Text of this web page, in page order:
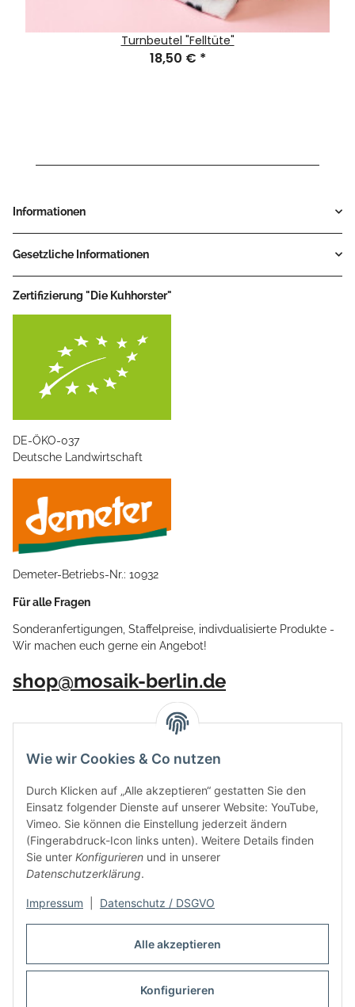
Alle akzeptieren
Konfigurieren
Wie wir Cookies & Co nutzen
Durch Klicken auf „Alle akzeptieren“ gestatten Sie den
Einsatz folgender Dienste auf unserer Website: YouTube,
Vimeo. Sie können die Einstellung jederzeit ändern
(Fingerabdruck-Icon links unten). Weitere Details finden
Sie unter Konfigurieren und in unserer
Datenschutzerklärung.
Impressum Datenschutz / DSGVO
Turnbeutel "Felltüte"
18,50 € *
Informationen
Gesetzliche Informationen
Zertifizierung "Die Kuhhorster"
DE-ÖKO-037
Deutsche Landwirtschaft
Demeter-Betriebs-Nr.: 10932
Für alle Fragen
Sonderanfertigungen, Staffelpreise, indivdualisierte Produkte -
Wir machen euch gerne ein Angebot!
shop@mosaik-berlin.de